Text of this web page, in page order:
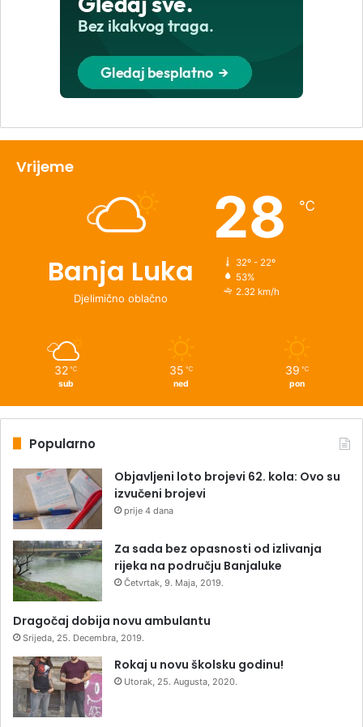
Vrijeme
Banja Luka
Djelimično oblačno
28 ℃
32º - 22º
53%
2.32 km/h
32 ℃
sub
35 ℃
ned
39 ℃
pon
Popularno
Objavljeni loto brojevi 62. kola: Ovo su
izvučeni brojevi
prije 4 dana
Za sada bez opasnosti od izlivanja
rijeka na području Banjaluke
Četvrtak, 9. Maja, 2019.
Dragočaj dobija novu ambulantu
Srijeda, 25. Decembra, 2019.
Rokaj u novu školsku godinu!
Utorak, 25. Augusta, 2020.